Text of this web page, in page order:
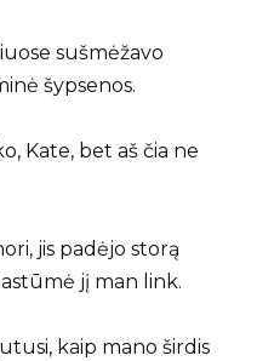
sušmėžavo
šypsenos.
Kate, bet aš čia ne
jis padėjo storą
jį man link.
kaip mano širdis